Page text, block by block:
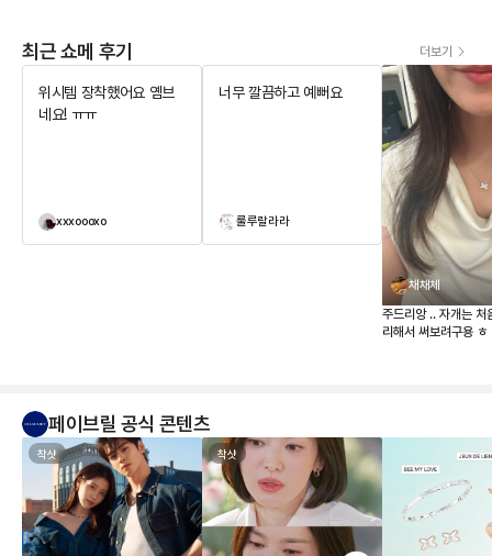
최근 쇼메 후기 더보기
위시템 장착했어요 옘브
네요! ㅠㅠ
xxxoooxo
너무 깔끔하고 예뻐요
룰루랄라라
채채체
주드리앙 .. 자개는 처
리해서 써보려구용 ㅎ
페이브릴 공식 콘텐츠
착샷 착샷